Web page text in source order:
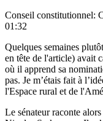
Conseil constitutionnel:
01:32
Quelques semaines
en tête de l'article) avait
où il apprend sa
pas. Je m’étais fait à
l'Espace rural et de
Le sénateur raconte